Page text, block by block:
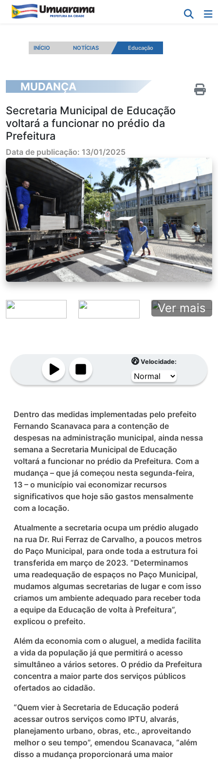
INÍCIO NOTÍCIAS Educação
MUDANÇA
Secretaria Municipal de Educação
voltará a funcionar no prédio da
Prefeitura
Data de publicação: 13/01/2025
Ver mais
Velocidade:
Dentro das medidas implementadas pelo prefeito
Fernando Scanavaca para a contenção de
despesas na administração municipal, ainda nessa
semana a Secretaria Municipal de Educação
voltará a funcionar no prédio da Prefeitura. Com a
mudança – que já começou nesta segunda-feira,
13 – o município vai economizar recursos
significativos que hoje são gastos mensalmente
com a locação.
Atualmente a secretaria ocupa um prédio alugado
na rua Dr. Rui Ferraz de Carvalho, a poucos metros
do Paço Municipal, para onde toda a estrutura foi
transferida em março de 2023. “Determinamos
uma readequação de espaços no Paço Municipal,
mudamos algumas secretarias de lugar e com isso
criamos um ambiente adequado para receber toda
a equipe da Educação de volta à Prefeitura”,
explicou o prefeito.
Além da economia com o aluguel, a medida facilita
a vida da população já que permitirá o acesso
simultâneo a vários setores. O prédio da Prefeitura
concentra a maior parte dos serviços públicos
ofertados ao cidadão.
“Quem vier à Secretaria de Educação poderá
acessar outros serviços como IPTU, alvarás,
planejamento urbano, obras, etc., aproveitando
melhor o seu tempo”, emendou Scanavaca, “além
disso a mudança proporcionará uma maior